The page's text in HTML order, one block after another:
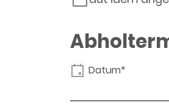
Datum*